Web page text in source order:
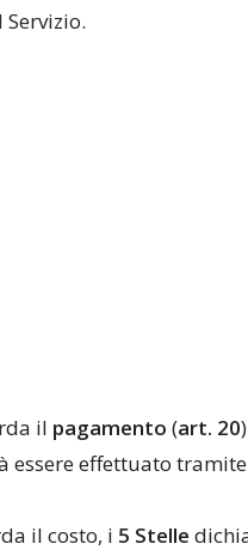
il pagamento (art. 20
essere effettuato
il costo, i 5 Stelle